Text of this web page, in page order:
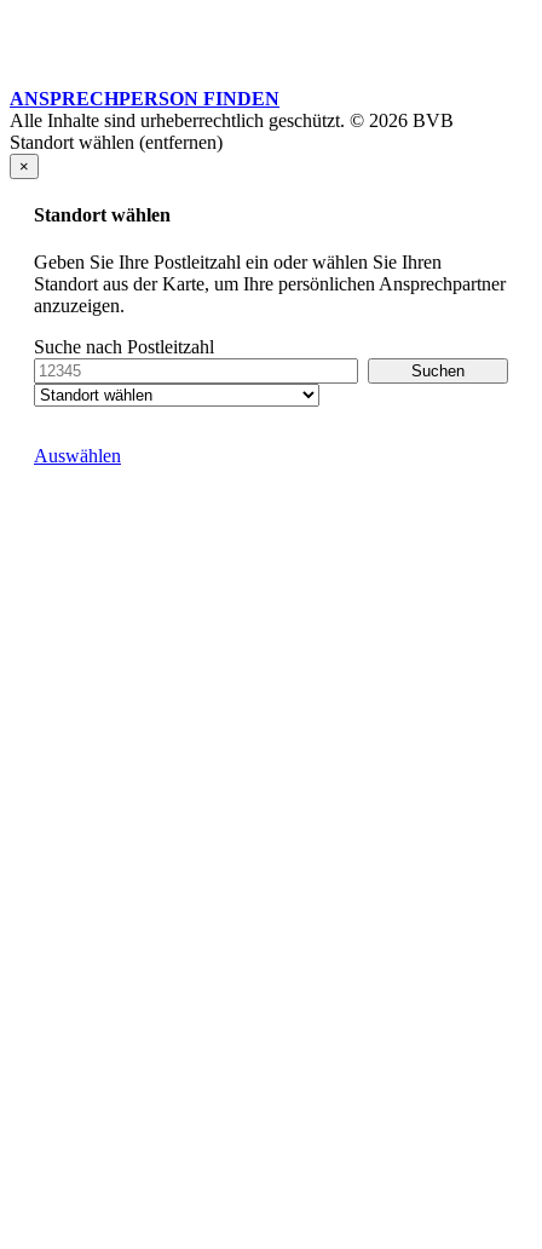
ANSPRECHPERSON FINDEN
Alle Inhalte sind urheberrechtlich geschützt. © 2026 BVB
Standort wählen (entfernen)
×
Standort wählen
Geben Sie Ihre Postleitzahl ein oder wählen Sie Ihren
Standort aus der Karte, um Ihre persönlichen Ansprechpartner
anzuzeigen.
Suche nach Postleitzahl
Auswählen